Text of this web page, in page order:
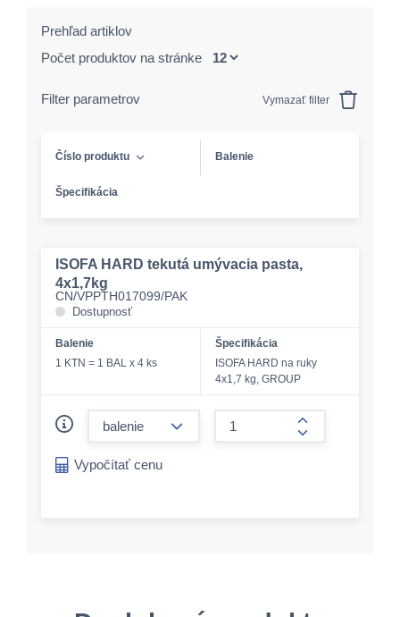
Prehľad artiklov
Počet produktov na stránke
Filter parametrov Vymazať filter
Číslo produktu Balenie
Špecifikácia
ISOFA HARD tekutá umývacia pasta,
4x1,7kg
CN/VPPTH017099/PAK
Dostupnosť
Balenie
1 KTN = 1 BAL x 4 ks
Špecifikácia
ISOFA HARD na ruky
4x1,7 kg, GROUP
form.increase-
Vypočítať cenu